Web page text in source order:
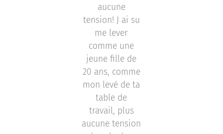
aucune
tension! J ai su
me lever
comme une
jeune fille de
20 ans, comme
mon levé de ta
table de
travail, plus
aucune tension